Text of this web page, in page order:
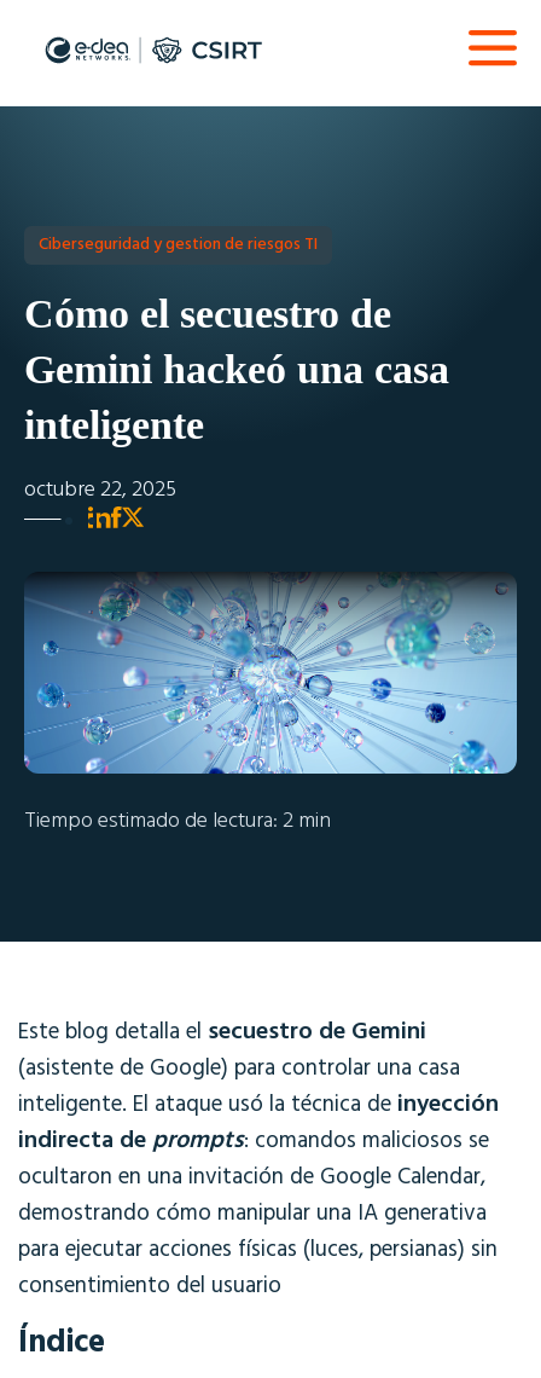
Ciberseguridad y gestion de riesgos TI
Cómo el secuestro de
Gemini hackeó una casa
inteligente
octubre 22, 2025
Tiempo estimado de lectura: 2 min
Este blog detalla el secuestro de Gemini
(asistente de Google) para controlar una casa
inteligente. El ataque usó la técnica de inyección
indirecta deprompts: comandos maliciosos se
ocultaron en una invitación de Google Calendar,
demostrando cómo manipular una IA generativa
para ejecutar acciones físicas (luces, persianas) sin
consentimiento del usuario
Índice